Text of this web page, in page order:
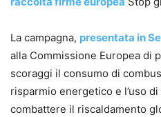
La campagna, presentata in
alla Commissione Europea di
scoraggi il consumo di
risparmio energetico e l’uso
combattere il riscaldamento